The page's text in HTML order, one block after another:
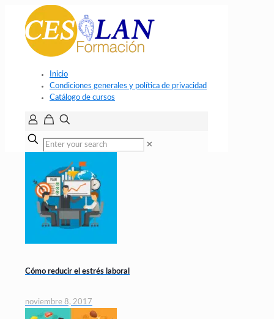
Inicio
Condiciones generales y política de privacidad
Catálogo de cursos
✕
Cómo reducir el estrés laboral
noviembre 8, 2017